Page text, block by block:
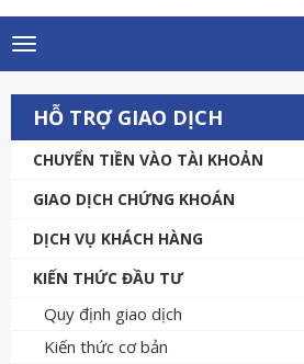
Toggle
navigation
HỖ TRỢ GIAO DỊCH
CHUYỂN TIỀN VÀO TÀI KHOẢN
GIAO DỊCH CHỨNG KHOÁN
DỊCH VỤ KHÁCH HÀNG
KIẾN THỨC ĐẦU TƯ
Quy định giao dịch
Kiến thức cơ bản